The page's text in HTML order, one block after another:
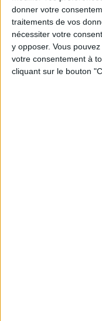
donner votre
traitements de vos
nécessiter votre
y opposer. Vous
votre consentement à
cliquant sur le bouton
15 IDEAS